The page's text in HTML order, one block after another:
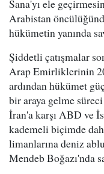
Sana'yı ele
Arabistan
hükümetin yanında
Şiddetli çatışmalar
Arap Emirliklerinin
ardından hükümet
bir araya gelme
İran'a karşı ABD ve
kademeli biçimde
limanlarına deniz
Mendeb Boğazı'nda